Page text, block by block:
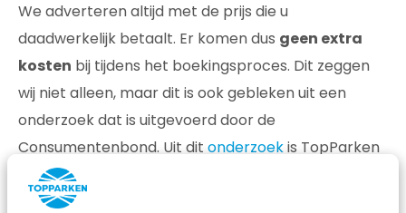
We adverteren altijd met de prijs die u
daadwerkelijk betaalt. Er komen dus geen extra
kosten bij tijdens het boekingsproces. Dit zeggen
wij niet alleen, maar dit is ook gebleken uit een
onderzoek dat is uitgevoerd door de
Consumentenbond. Uit dit onderzoekis TopParken
als één van de meest transparante vakantie-
aanbieders gekomen.